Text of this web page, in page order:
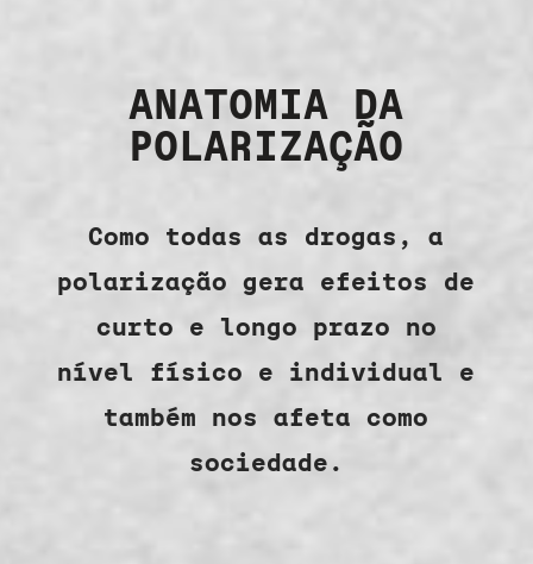
ANATOMIA DA
POLARIZAÇÃO
Como todas as drogas, a
polarização gera efeitos de
curto e longo prazo no
nível físico e individual e
também nos afeta como
sociedade.